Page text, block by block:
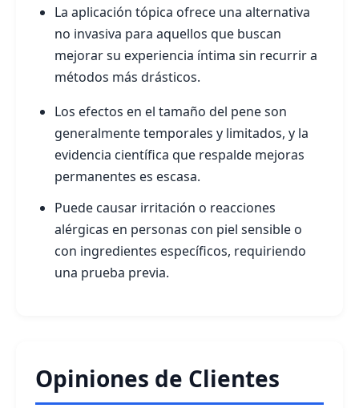
La aplicación tópica ofrece una alternativa
no invasiva para aquellos que buscan
mejorar su experiencia íntima sin recurrir a
métodos más drásticos.
Los efectos en el tamaño del pene son
generalmente temporales y limitados, y la
evidencia científica que respalde mejoras
permanentes es escasa.
Puede causar irritación o reacciones
alérgicas en personas con piel sensible o
con ingredientes específicos, requiriendo
una prueba previa.
Opiniones de Clientes